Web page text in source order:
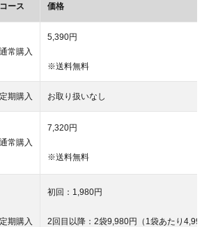
コース 価格
通常購入
5,390円
※送料無料
定期購入 お取り扱いなし
通常購入
7,320円
※送料無料
定期購入
初回：1,980円
2回目以降：2袋9,980円（1袋あたり4,990円